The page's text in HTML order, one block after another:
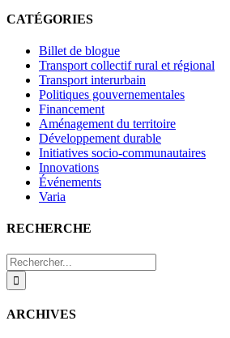
CATÉGORIES
Billet de blogue
Transport collectif rural et régional
Transport interurbain
Politiques gouvernementales
Financement
Aménagement du territoire
Développement durable
Initiatives socio-communautaires
Innovations
Événements
Varia
RECHERCHE
Rechercher:
ARCHIVES